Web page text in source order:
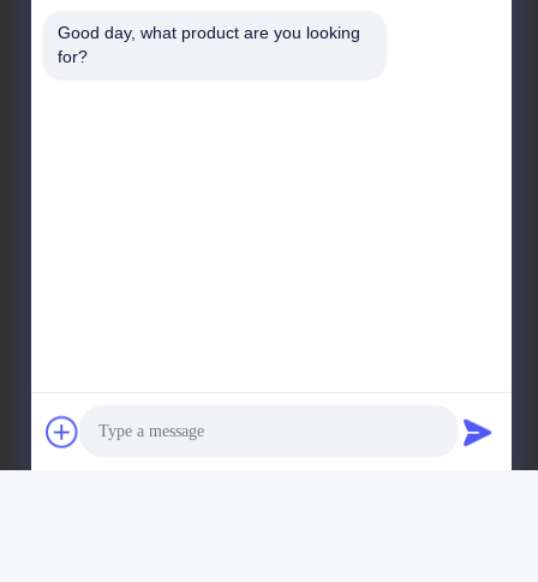
우리 주소
본사 주소
Good day, what product are you looking
for?